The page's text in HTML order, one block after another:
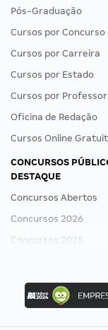
Pós-Graduação
Cursos por Concurso
Cursos por Carreira
Cursos por Estado
Cursos por Professor
Oficina de Redação
Cursos Online
CONCURSOS
DESTAQUE
Concursos Abertos
Concursos 2026
Concursos 2025
Concurso Ibama
Concurso MPU
Editais publicados